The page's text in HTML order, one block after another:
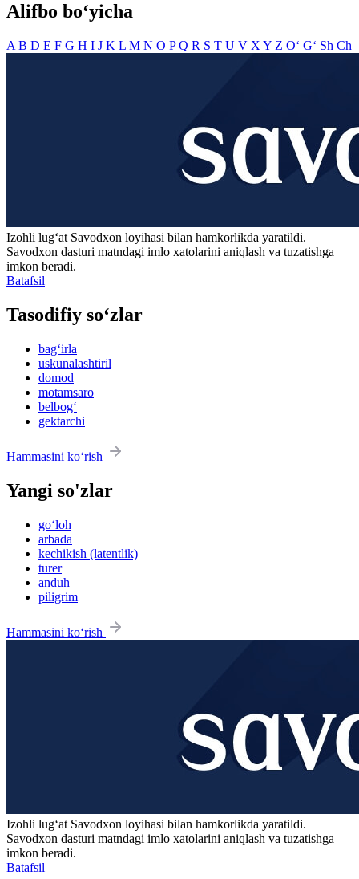
Alifbo bo‘yicha
A B D E F G H I J K L M N O PQ R S T U V X Y Z O‘ G‘ Sh Ch
Izohli lugʻat Savodxon loyihasi bilan hamkorlikda yaratildi.
Savodxon dasturi matndagi imlo xatolarini aniqlash va tuzatishga
imkon beradi.
Batafsil
Tasodifiy so‘zlar
bag‘irla
uskunalashtiril
domod
motamsaro
belbog‘
gektarchi
Hammasini ko‘rish
Yangi so'zlar
go‘loh
arbada
kechikish (latentlik)
turer
anduh
piligrim
Hammasini ko‘rish
Izohli lugʻat Savodxon loyihasi bilan hamkorlikda yaratildi.
Savodxon dasturi matndagi imlo xatolarini aniqlash va tuzatishga
imkon beradi.
Batafsil